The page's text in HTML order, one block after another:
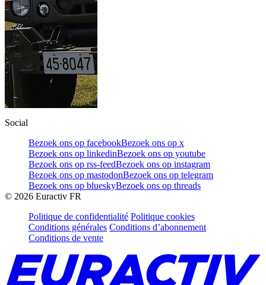
Social
Bezoek ons op facebookBezoek ons op x
Bezoek ons op linkedinBezoek ons op youtube
Bezoek ons op rss-feedBezoek ons op instagram
Bezoek ons op mastodonBezoek ons op telegram
Bezoek ons op blueskyBezoek ons op threads
© 2026 Euractiv FR
Politique de confidentialité Politique cookies
Conditions générales Conditions d’abonnement
Conditions de vente